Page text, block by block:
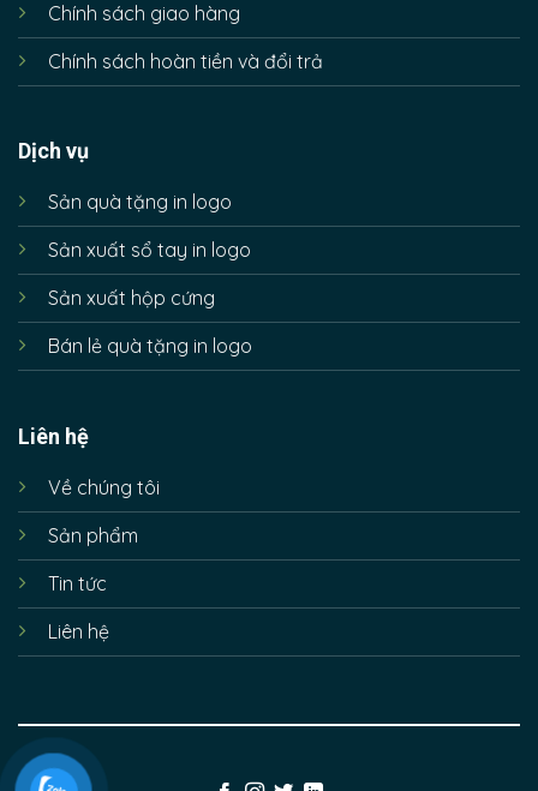
Chính sách giao hàng
Chính sách hoàn tiền và đổi trả
Dịch vụ
Sản quà tặng in logo
Sản xuất sổ tay in logo
Sản xuất hộp cứng
Bán lẻ quà tặng in logo
Liên hệ
Về chúng tôi
Sản phẩm
Tin tức
Liên hệ